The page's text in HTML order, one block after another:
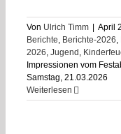
Von Ulrich Timm April
Berichte, Berichte-2026,
2026, Jugend ,
Impressionen vom
Samstag, 21.03.2026
Weiterlesen